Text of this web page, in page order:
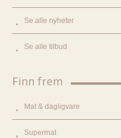
Se alle nyheter
Se alle tilbud
Finn frem
Mat & dagligvare
Supermat